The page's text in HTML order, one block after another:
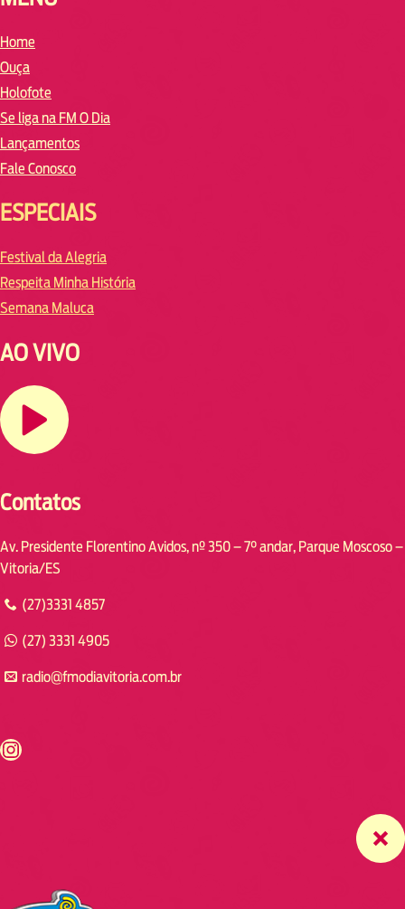
Home
Ouça
Holofote
Se liga na FM O Dia
Lançamentos
Fale Conosco
ESPECIAIS
Festival da Alegria
Respeita Minha História
Semana Maluca
AO VIVO
Contatos
Av. Presidente Florentino Avidos, nº 350 – 7° andar, Parque Moscoso –
Vitoria/ES
(27)3331 4857
(27) 3331 4905
radio@fmodiavitoria.com.br
https://www.instagram.com/fmodia.cabofrio/